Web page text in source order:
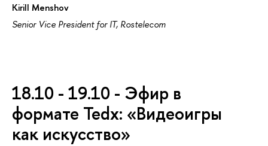
Kirill Menshov
Senior Vice President for IT, Rostelecom
18.10 - 19.10 - Эфир в
формате Tedx: «Видеоигры
как искусство»